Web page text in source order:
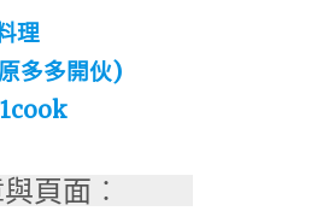
理
多多開伙)
頁面︰